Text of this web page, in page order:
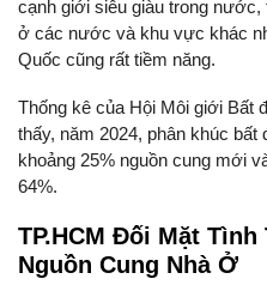
cạnh giới siêu giàu trong
ở các nước và khu vực khác
Quốc cũng rất tiềm năng.
Thống kê của Hội Môi giới Bất
thấy, năm 2024, phân khúc bất
khoảng 25% nguồn cung mới
64%.
TP.HCM Đối Mặt Tình
Nguồn Cung Nhà Ở